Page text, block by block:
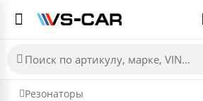
Резонаторы